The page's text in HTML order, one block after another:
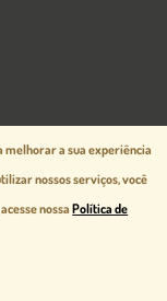
melhorar a sua experiência
nossos serviços, você
nossaPolítica de